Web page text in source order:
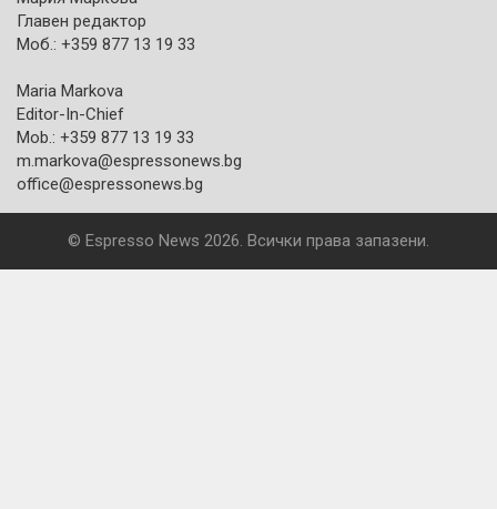
Главен редактор
Моб.: +359 877 13 19 33
Maria Markova
Editor-In-Chief
Mob.: +359 877 13 19 33
m.markova@espressonews.bg
office@espressonews.bg
© Espresso News 2026. Всички права запазени.